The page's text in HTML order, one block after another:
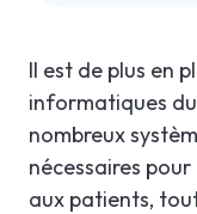
Il est de plus en
informatiques
nombreux
nécessaires
aux patients,